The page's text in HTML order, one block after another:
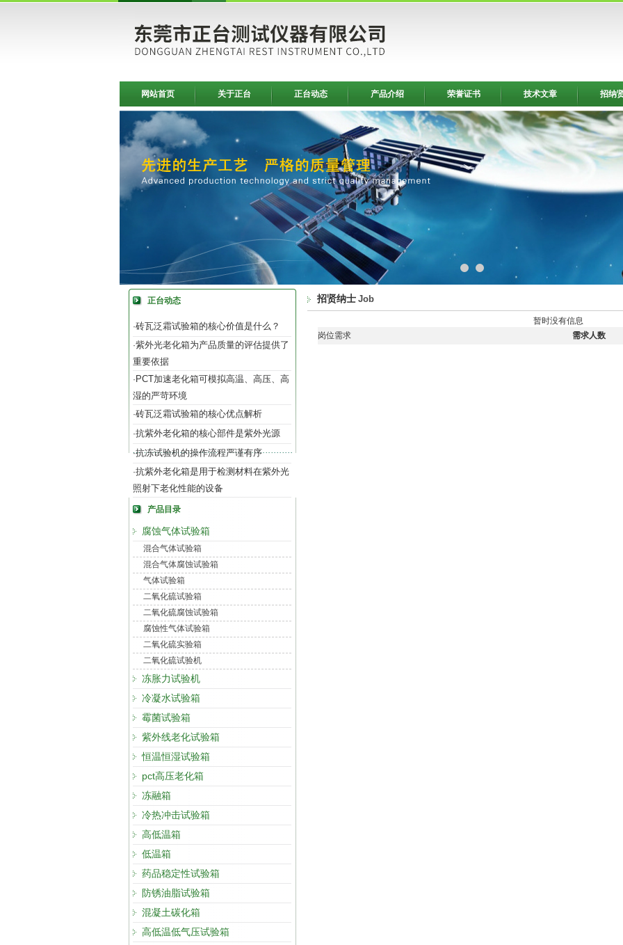
网站首页 关于正台 正台动态 产品介绍 荣誉证书 技术文章 招纳
正台动态
·砖瓦泛霜试验箱的核心价值是什么？
·紫外光老化箱为产品质量的评估提供了
重要依据
· PCT加速老化箱可模拟高温、高压、高
湿的严苛环境
·砖瓦泛霜试验箱的核心优点解析
·抗紫外老化箱的核心部件是紫外光源
·抗冻试验机的操作流程严谨有序
·抗紫外老化箱是用于检测材料在紫外光
照射下老化性能的设备
产品目录
腐蚀气体试验箱
混合气体试验箱
混合气体腐蚀试验箱
气体试验箱
二氧化硫试验箱
二氧化硫腐蚀试验箱
腐蚀性气体试验箱
二氧化硫实验箱
二氧化硫试验机
冻胀力试验机
冷凝水试验箱
霉菌试验箱
紫外线老化试验箱
恒温恒湿试验箱
pct高压老化箱
冻融箱
冷热冲击试验箱
高低温箱
低温箱
药品稳定性试验箱
防锈油脂试验箱
混凝土碳化箱
高低温低气压试验箱
招贤纳士 Job
暂时没有信息
岗位需求
需求人数